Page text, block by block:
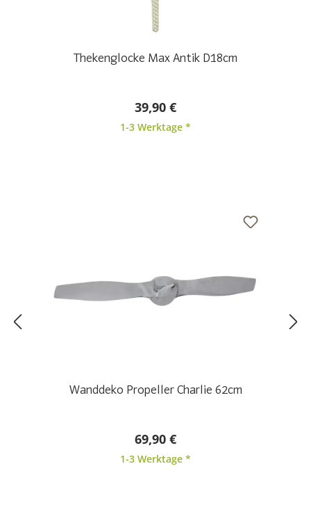
Thekenglocke Max Antik D18cm
39,90 €
1-3 Werktage *
Wanddeko Propeller Charlie 62cm
69,90 €
1-3 Werktage *